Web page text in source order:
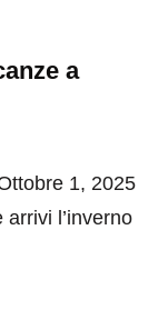
a
1, 2025
l’inverno